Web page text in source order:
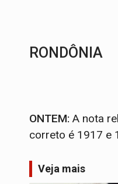
RONDÔNIA
ONTEM: A nota
correto é 1917 e
Veja mais